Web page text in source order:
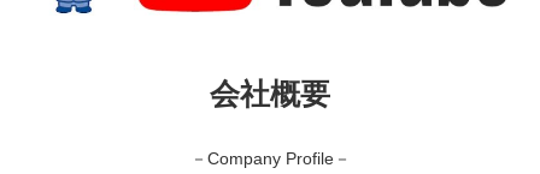
会社概要
－Company Profile－